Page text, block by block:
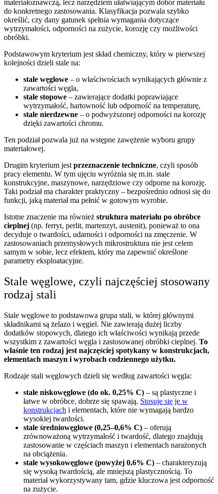
materiałoznawczą, lecz narzędziem ułatwiającym dobór materiału
do konkretnego zastosowania. Klasyfikacja pozwala szybko
określić, czy dany gatunek spełnia wymagania dotyczące
wytrzymałości, odporności na zużycie, korozję czy możliwości
obróbki.
Podstawowym kryterium jest skład chemiczny, który w pierwszej
kolejności dzieli stale na:
stale węglowe – o właściwościach wynikających głównie z
zawartości węgla,
stale stopowe – zawierające dodatki poprawiające
wytrzymałość, hartowność lub odporność na temperaturę,
stale nierdzewne – o podwyższonej odporności na korozję
dzięki zawartości chromu.
Ten podział pozwala już na wstępne zawężenie wyboru grupy
materiałowej.
Drugim kryterium jest przeznaczenie techniczne, czyli sposób
pracy elementu. W tym ujęciu wyróżnia się m.in. stale
konstrukcyjne, maszynowe, narzędziowe czy odporne na korozję.
Taki podział ma charakter praktyczny – bezpośrednio odnosi się do
funkcji, jaką materiał ma pełnić w gotowym wyrobie.
Istotne znaczenie ma również struktura materiału po obróbce
cieplnej (np. ferryt, perlit, martenzyt, austenit), ponieważ to ona
decyduje o twardości, udarności i odporności na zmęczenie. W
zastosowaniach przemysłowych mikrostruktura nie jest celem
samym w sobie, lecz efektem, który ma zapewnić określone
parametry eksploatacyjne.
Stale węglowe, czyli najczęściej stosowany
rodzaj stali
Stale węglowe to podstawowa grupa stali, w której głównymi
składnikami są żelazo i węgiel. Nie zawierają dużej liczby
dodatków stopowych, dlatego ich właściwości wynikają przede
wszystkim z zawartości węgla i zastosowanej obróbki cieplnej. To
właśnie ten rodzaj jest najczęściej spotykany w konstrukcjach,
elementach maszyn i wyrobach codziennego użytku.
Rodzaje stali węglowych dzieli się według zawartości węgla:
stale niskowęglowe (do ok. 0,25% C) – są plastyczne i
łatwe w obróbce, dobrze się spawają. Stosuje się je w
konstrukcjach i elementach, które nie wymagają bardzo
wysokiej twardości.
stale średniowęglowe (0,25–0,6% C) – oferują
zrównoważoną wytrzymałość i twardość, dlatego znajdują
zastosowanie w częściach maszyn i elementach narażonych
na obciążenia.
stale wysokowęglowe (powyżej 0,6% C) – charakteryzują
się wysoką twardością, ale mniejszą plastycznością. To
materiał wykorzystywany tam, gdzie kluczowa jest odporność
na zużycie.